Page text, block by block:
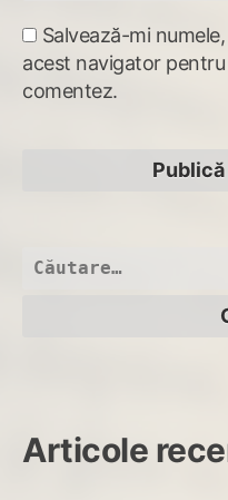
Salvează-mi
acest navigator
comentez.
Caută
Articole